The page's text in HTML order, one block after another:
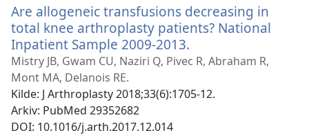
Are allogeneic transfusions decreasing in
total knee arthroplasty patients? National
Inpatient Sample 2009-2013.
nytt
Mistry JB, Gwam CU, Naziri Q, Pivec R, Abraham R,
Mont MA, Delanois RE.
Kilde‎: J Arthroplasty 2018;33(6):1705-12.
Arkiv‎: PubMed 29352682
DOI‎: 10.1016/j.arth.2017.12.014